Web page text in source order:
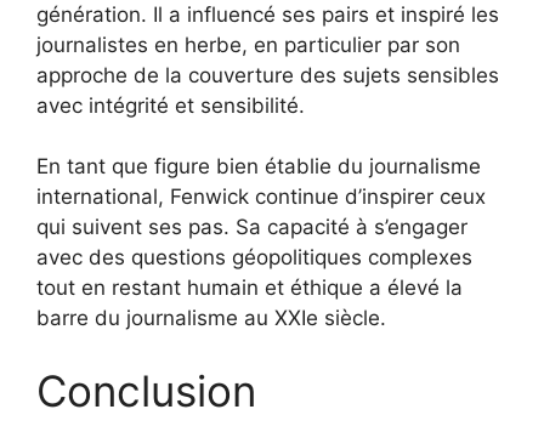
génération. Il a influencé ses pairs et inspiré les
journalistes en herbe, en particulier par son
approche de la couverture des sujets sensibles
avec intégrité et sensibilité.
En tant que figure bien établie du journalisme
international, Fenwick continue d’inspirer ceux
qui suivent ses pas. Sa capacité à s’engager
avec des questions géopolitiques complexes
tout en restant humain et éthique a élevé la
barre du journalisme au XXIe siècle.
Conclusion